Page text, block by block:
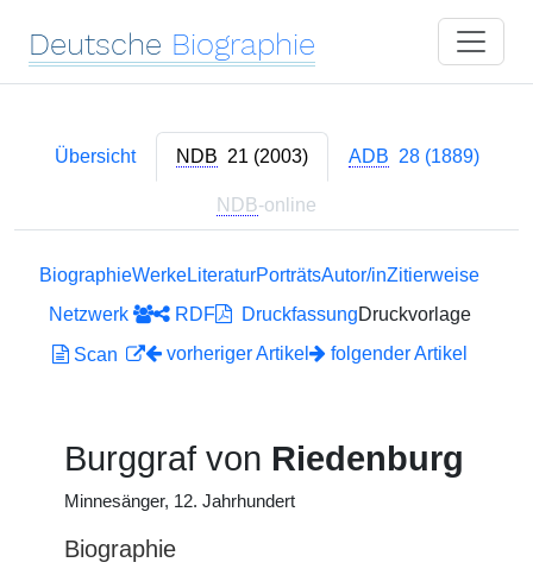
Deutsche Biographie
Übersicht NDB 21 (2003) ADB 28 (1889)
NDB-online
BiographieWerkeLiteraturPorträtsAutor/inZitierweise
Netzwerk
RDF DruckfassungDruckvorlage
Scan
vorheriger Artikel folgender Artikel
Burggraf von Riedenburg
Minnesänger, 12. Jahrhundert
Biographie